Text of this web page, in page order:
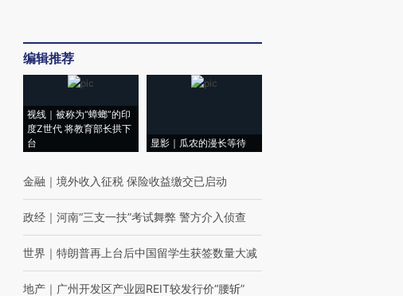
编辑推荐
视线｜被称为“蟑螂”的印
度Z世代 将教育部长拱下
台
显影｜瓜农的漫长等待
金融 ｜ 境外收入征税 保险收益缴交已启动
政经 ｜ 河南“三支一扶”考试舞弊 警方介入侦查
世界 ｜ 特朗普再上台后中国留学生获签数量大减
地产 ｜ 广州开发区产业园REIT较发行价“腰斩”